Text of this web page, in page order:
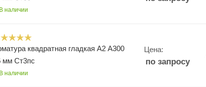
В наличии
квадратная гладкая А2 А300
мм Ст3пс
В наличии
Цена:
по запросу